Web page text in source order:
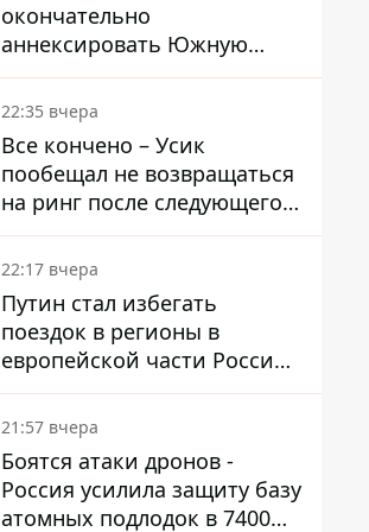
окончательно
аннексировать Южную
Осетию – страны НАТО
обеспокоены
22:35 вчера
Все кончено – Усик
пообещал не возвращаться
на ринг после следующего
боя
22:17 вчера
Путин стал избегать
поездок в регионы в
европейской части России,
куда регулярно долетают
дроны
21:57 вчера
Боятся атаки дронов -
Россия усилила защиту базу
атомных подлодок в 7400